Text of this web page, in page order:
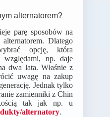
alternatorem?
parę sposobów na
Dlatego
opcję, która
względami, np. daje
dwa lata. Właśnie z
uwagę na zakup
Jednak tylko
zamienniki z Chin
tak jak np. u
alternatory.